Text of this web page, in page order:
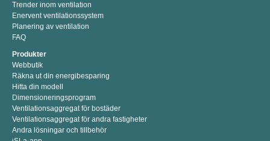
Trender inom ventilation
Enervent ventilationssystem
Planering av ventilation
FAQ
Produkter
Webbutik
Räkna ut din energibesparing
Hitta din modell
Dimensioneringsprogram
Ventilationsaggregat för bostäder
Ventilationsaggregat för andra fastigheter
Andra lösningar och tillbehör